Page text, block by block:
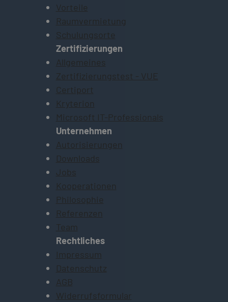
Vorteile
Raumvermietung
Schulungsorte
Zertifizierungen
Allgemeines
Zertifizierungstest - VUE
Certiport
Kryterion
Microsoft IT-Professionals
Unternehmen
Autorisierungen
Downloads
Jobs
Kooperationen
Philosophie
Referenzen
Team
Rechtliches
Impressum
Datenschutz
AGB
Widerrufsformular